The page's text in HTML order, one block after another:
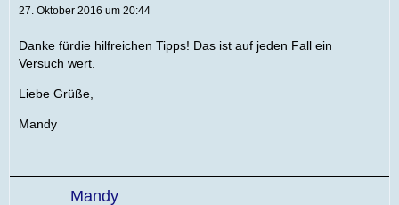
27. Oktober 2016 um 20:44
Danke fürdie hilfreichen Tipps! Das ist auf jeden Fall ein
Versuch wert.
Liebe Grüße,
Mandy
Mandy